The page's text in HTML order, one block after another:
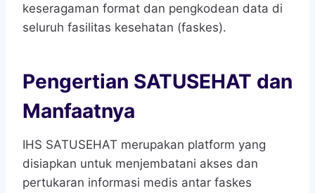
keseragaman format dan pengkodean data di
seluruh fasilitas kesehatan (faskes).
Pengertian SATUSEHAT dan
Manfaatnya
IHS SATUSEHAT merupakan platform yang
disiapkan untuk menjembatani akses dan
pertukaran informasi medis antar faskes